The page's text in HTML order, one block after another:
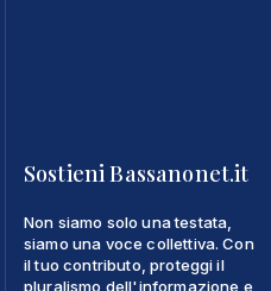
Sostieni Bassanonet.it
Non siamo solo una testata,
siamo una voce collettiva. Con
il tuo contributo, proteggi il
pluralismo dell'informazione e